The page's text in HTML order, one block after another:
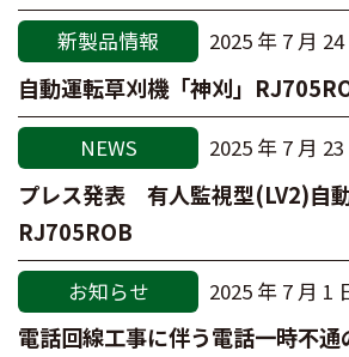
新製品情報 2025 年 7 月 24
自動運転草刈機「神刈」
NEWS 2025 年 7 月 23
プレス発表 有人監視型(LV2)自
RJ705ROB
お知らせ 2025 年 7 月 1
電話回線工事に伴う電話一時不通